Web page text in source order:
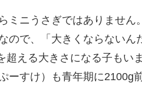
ミニうさぎではありません。
ので、「大きくならない
える大きさになる子もいま
ーすけ）も青年期に2100g